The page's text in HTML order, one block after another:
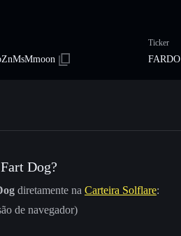
Ticker
FARDO
Dog?
diretamente na Carteira Solflare:
de navegador)